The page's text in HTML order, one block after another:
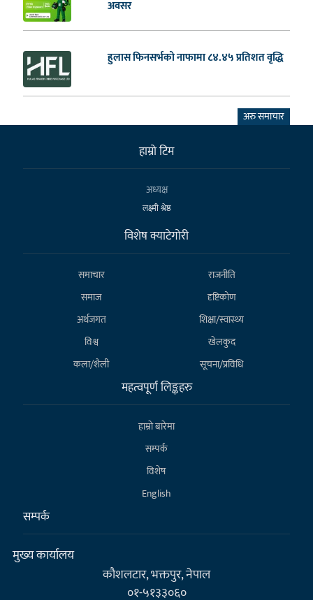
अवसर
हुलास फिनसर्भको नाफामा ८४.४५ प्रतिशत वृद्धि
अरु समाचार
हाम्राे टिम
अध्यक्ष
लक्ष्मी श्रेष्ठ
विशेष क्याटेगाेरी
समाचार
राजनीति
समाज
दृष्टिकोण
अर्थजगत
शिक्षा/स्वास्थ्य
विश्व
खेलकुद
कला/शैली
सूचना/प्रविधि
महत्वपूर्ण लिङ्कहरु
हाम्राे बारेमा
सम्पर्क
विशेष
English
सम्पर्क
मुख्य कार्यालय
कौशलटार, भक्तपुर, नेपाल
०१-५१३३०६०